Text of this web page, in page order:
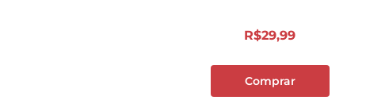
R$29,99
Comprar